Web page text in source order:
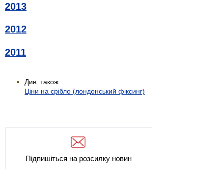
2013
2012
2011
Див. також:
Ціни на срібло (лондонський фіксинг)
Підпишіться на розсилку новин